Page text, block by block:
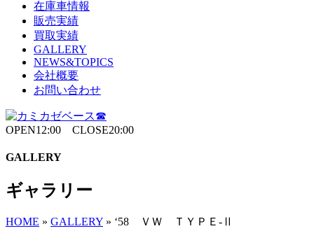
在庫車情報
販売実績
買取実績
GALLERY
NEWS&TOPICS
会社概要
お問い合わせ
OPEN12:00 CLOSE20:00
GALLERY
ギャラリー
HOME » GALLERY » ‘58 ＶＷ ＴＹＰＥ-Ⅱ